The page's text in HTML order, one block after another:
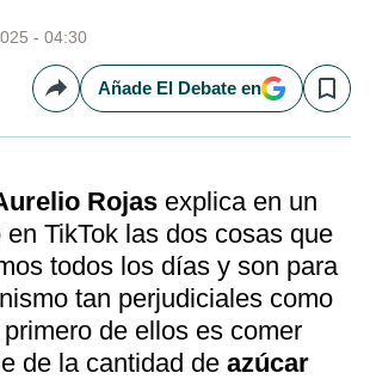
- 04:30
CompartirAñade El Debate en Save
Rojas explica en un
en TikTok las dos cosas que
todos los días y son para
tan perjudiciales como
de ellos es comer
de la cantidad de azúcar